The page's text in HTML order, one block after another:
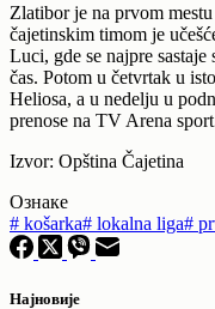
Zlatibor je na prvom
čajetinskim timom je
Luci, gde se najpre
čas. Potom u četvrtak u
Heliosa, a u nedelju u
prenose na TV Arena
Izvor: Opština Čajetina
Ознаке
# košarka# lokalna liga#
Најновије